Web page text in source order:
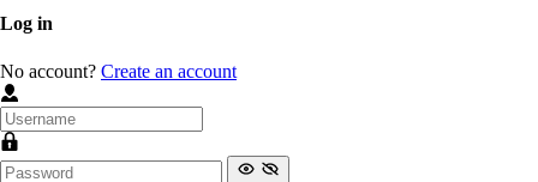
Log in
No account? Create an account